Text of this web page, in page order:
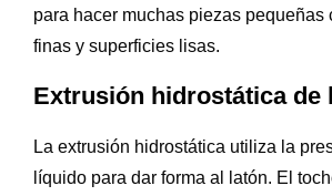
para hacer muchas piezas pequeñas
finas y superficies lisas.
Extrusión hidrostática de
La extrusión hidrostática utiliza la
líquido para dar forma al latón. El